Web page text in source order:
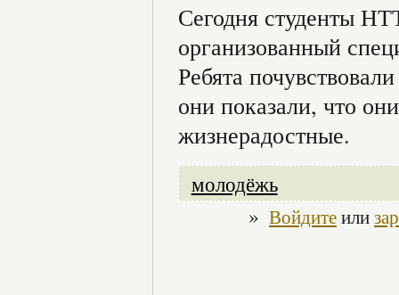
Сегодня студенты
организованный
Ребята
они показали, что
жизнерадостные.
молодёжь
» Войдитеили